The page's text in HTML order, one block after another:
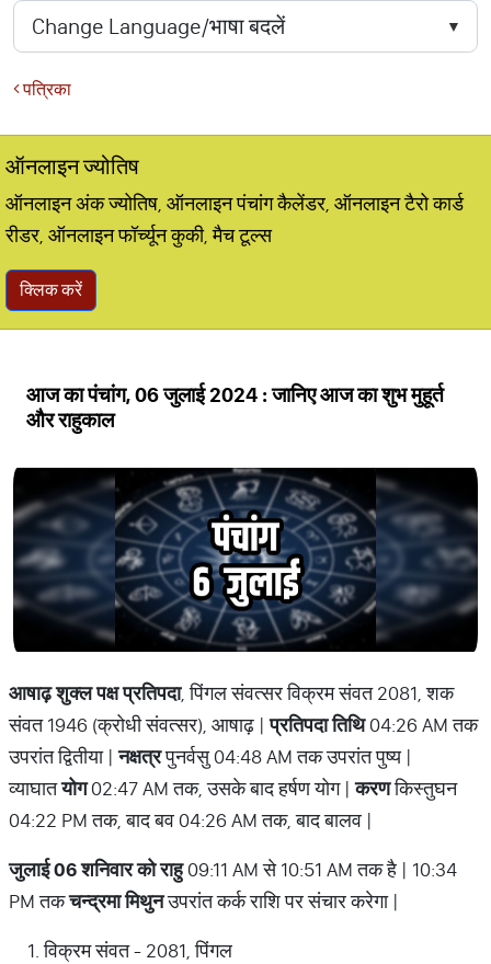
पत्रिका
ऑनलाइन ज्योतिष
ऑनलाइन अंक ज्योतिष, ऑनलाइन पंचांग कैलेंडर, ऑनलाइन टैरो कार्ड
रीडर, ऑनलाइन फॉर्च्यून कुकी, मैच टूल्स
क्लिक करें
आज का पंचांग, 06 जुलाई 2024 : जानिए आज का शुभ मुहूर्त
और राहुकाल
आषाढ़ शुक्ल पक्ष प्रतिपदा, पिंगल संवत्सर विक्रम संवत 2081, शक
संवत 1946 (क्रोधी संवत्सर), आषाढ़ |प्रतिपदा तिथि04:26 AM तक
उपरांत द्वितीया |नक्षत्रपुनर्वसु 04:48 AM तक उपरांत पुष्य |
व्याघातयोग02:47 AM तक, उसके बाद हर्षण योग |करणकिस्तुघन
04:22 PM तक, बाद बव 04:26 AM तक, बाद बालव |
जुलाई 06 शनिवार को राहु09:11 AM से 10:51 AM तक है | 10:34
PM तकचन्द्रमा मिथुनउपरांत कर्क राशि पर संचार करेगा |
विक्रम संवत - 2081, पिंगल